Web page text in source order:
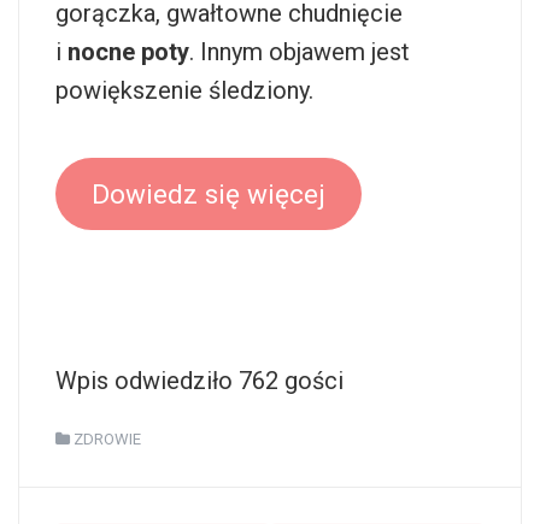
gorączka, gwałtowne chudnięcie
i nocne poty. Innym objawem jest
powiększenie śledziony.
Dowiedz się więcej
Wpis odwiedziło 762 gości
ZDROWIE